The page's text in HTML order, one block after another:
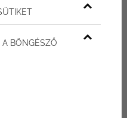
1 lakás
A BÖNGÉSZŐ